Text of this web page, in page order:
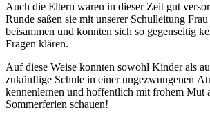
Auch die Eltern waren in dieser Zeit gut
Runde saßen sie mit unserer Schulleitung
beisammen und konnten sich so gegenseitig
Fragen klären.
Auf diese Weise konnten sowohl Kinder als
zukünftige Schule in einer ungezwungenen
kennenlernen und hoffentlich mit frohem Mut
Sommerferien schauen!